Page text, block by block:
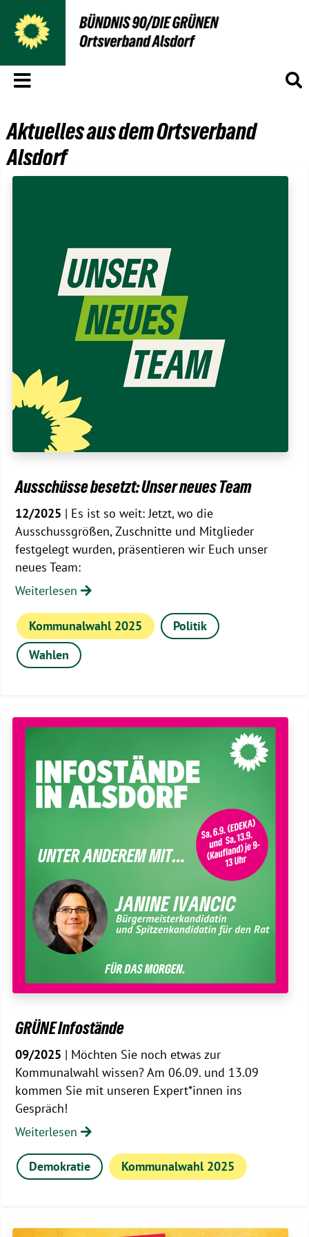
Menü
Aktuelles aus dem Ortsverband
Alsdorf
Ausschüsse besetzt: Unser neues Team
12/2025 | Es ist so weit: Jetzt, wo die
Ausschussgrößen, Zuschnitte und Mitglieder
festgelegt wurden, präsentieren wir Euch unser
neues Team:
Weiterlesen
Kommunalwahl 2025
Politik
Wahlen
GRÜNE Infostände
09/2025 | Möchten Sie noch etwas zur
Kommunalwahl wissen? Am 06.09. und 13.09
kommen Sie mit unseren Expert*innen ins
Gespräch!
Weiterlesen
Demokratie Kommunalwahl 2025